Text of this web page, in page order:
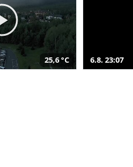
25,6 °C 6.8. 23:07